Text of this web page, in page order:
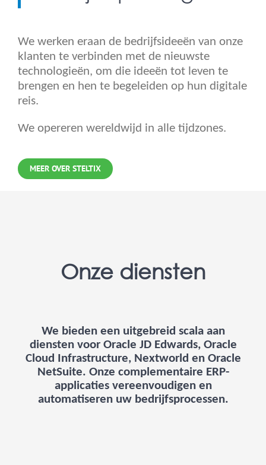
We werken eraan de bedrijfsideeën van onze
klanten te verbinden met de nieuwste
technologieën, om die ideeën tot leven te
brengen en hen te begeleiden op hun digitale
reis.
We opereren wereldwijd in alle tijdzones.
MEER OVER STELTIX
Onze diensten
We bieden een uitgebreid scala aan
diensten voor Oracle JD Edwards, Oracle
Cloud Infrastructure, Nextworld en Oracle
NetSuite. Onze complementaire ERP-
applicaties vereenvoudigen en
automatiseren uw bedrijfsprocessen.